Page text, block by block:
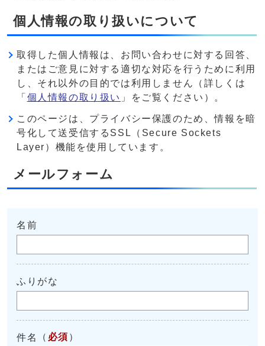
個人情報の取り扱いについて
取得した個人情報は、お問い合わせに対する回答、
またはご意見に対する適切な対応を行うために利用
し、それ以外の目的では利用しません（詳しくは
「 個人情報の取り扱い 」をご覧ください）。
このページは、プライバシー保護のため、情報を暗
号化して送受信するSSL（Secure Sockets
Layer）機能を使用しています。
メールフォーム
名前
ふりがな
件名 （ 必須 ）